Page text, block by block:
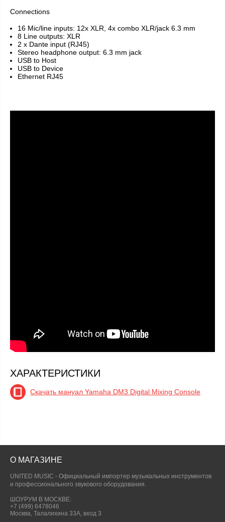
Connections
16 Mic/line inputs: 12x XLR, 4x combo XLR/jack 6.3 mm
8 Line outputs: XLR
2 x Dante input (RJ45)
Stereo headphone output: 6.3 mm jack
USB to Host
USB to Device
Ethernet RJ45
ХАРАКТЕРИСТИКИ
Скачать мануал Yamaha DM3 Digital Mixing Console
О МАГАЗИНЕ
UNITED MUSIC - Официальный импортер музыкальных инструментов
и профессионального звукового оборудования.
ШОУРУМ В МОСКВЕ:
+7 (499) 6478046
Москва, Талалихина 33А, вход 3